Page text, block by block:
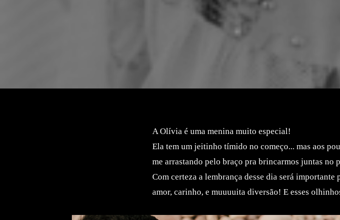
A Olívia é uma menina muito especial!
Ela tem um jeitinho tímido no começo... mas aos
me arrastando pelo braço pra brincarmos juntas no
Com certeza a lembrança desse dia será
amor, carinho, e muuuuita diversão! E esses